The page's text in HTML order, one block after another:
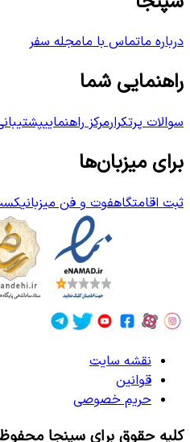
درباره ماتماس با مامجله سفر
راهنمایی شما
سوالات پرتکرارمرکز راهنمایی
برای میزبان‌ها
ثبت اقامتگاهفوت و فن میزبانی
نقشه سایت
قوانین
حریم خصوصی
کلیه حقوق برای سپنجا